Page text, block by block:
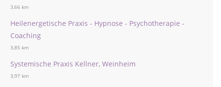
3,66 km
Heilenergetische Praxis - Hypnose - Psychotherapie -
Coaching
3,85 km
Systemische Praxis Kellner, Weinheim
3,97 km